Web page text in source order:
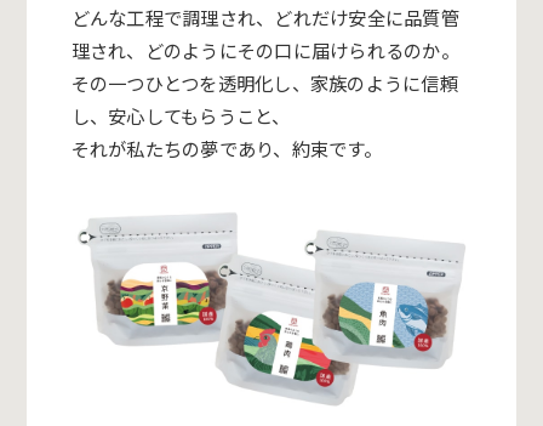
どんな工程で調理され、どれだけ安全に品質管
理され、
どのようにその口に届けられるのか。
その一つひとつを透明化し、家族のように信頼
し、 安心してもらうこと、
それが私たちの夢であり、約束です。